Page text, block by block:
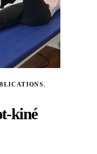
,
kiné